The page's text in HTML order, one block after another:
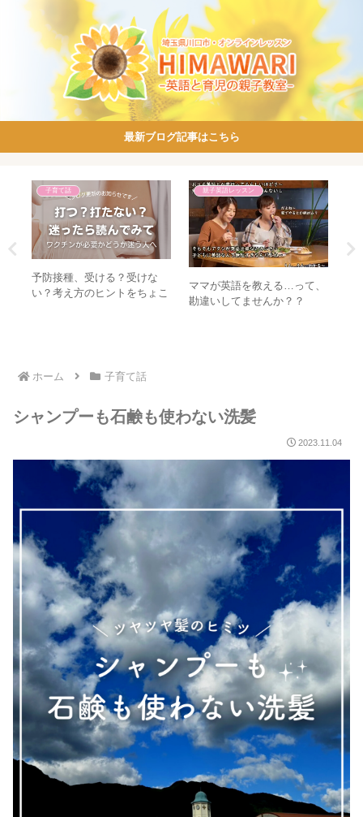
最新ブログ記事はこちら
子育て話
予防接種、受ける？受けな
い？考え方のヒントをちょこ
親子英語レッスン
ママが英語を教える…って、
勘違いしてませんか？？
ホーム 子育て話
シャンプーも石鹸も使わない洗髪
2023.11.04